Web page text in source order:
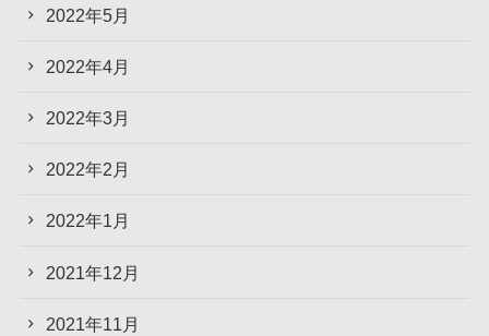
2022年5月
2022年4月
2022年3月
2022年2月
2022年1月
2021年12月
2021年11月